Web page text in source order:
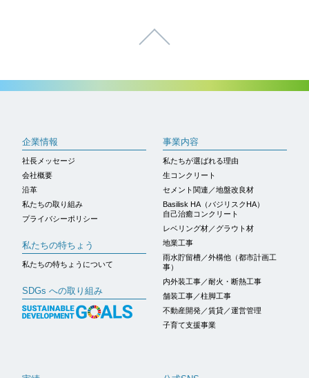
ページトップへ
企業情報
社長メッセージ
会社概要
沿革
私たちの取り組み
プライバシーポリシー
私たちの特ちょう
私たちの特ちょうについて
SDGs への取り組み
事業内容
私たちが選ばれる理由
生コンクリート
セメント関連／地盤改良材
Basilisk HA（バジリスクHA）
自己治癒コンクリート
レベリング材／グラウト材
地業工事
雨水貯留槽／外構他（都市計画工
事）
内外装工事／耐火・断熱工事
舗装工事／柱脚工事
不動産開発／賃貸／運営管理
子育て支援事業